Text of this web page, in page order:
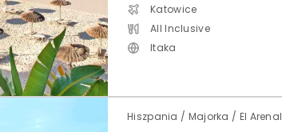
Katowice
All Inclusive
Itaka
Hiszpania / Majorka / El Arenal